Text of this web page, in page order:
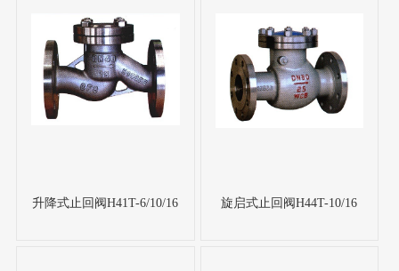
升降式止回阀H41T-6/10/16 旋启式止回阀H44T-10/16